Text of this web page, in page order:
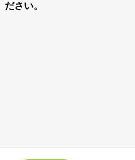
ださい。